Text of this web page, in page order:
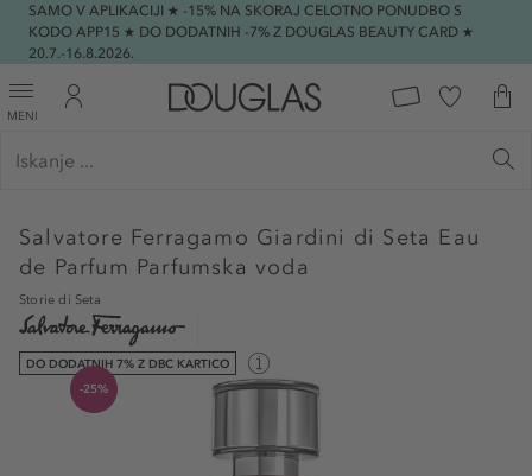
SAMO V APLIKACIJI ★ -15% NA SKORAJ CELOTNO PONUDBO S
KODO APP15 ★ DO DODATNIH -7% Z DOUGLAS BEAUTY CARD ★
20.7.-16.8.2026.
MENI
Salvatore Ferragamo Giardini di Seta Eau
de Parfum Parfumska voda
Storie di Seta
DO DODATNIH 7% Z DBC KARTICO
-25%